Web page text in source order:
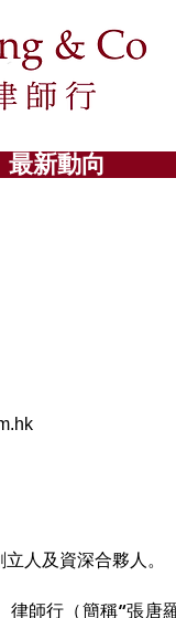
最新動向
人及資深合夥人。
行（簡稱“張唐羅